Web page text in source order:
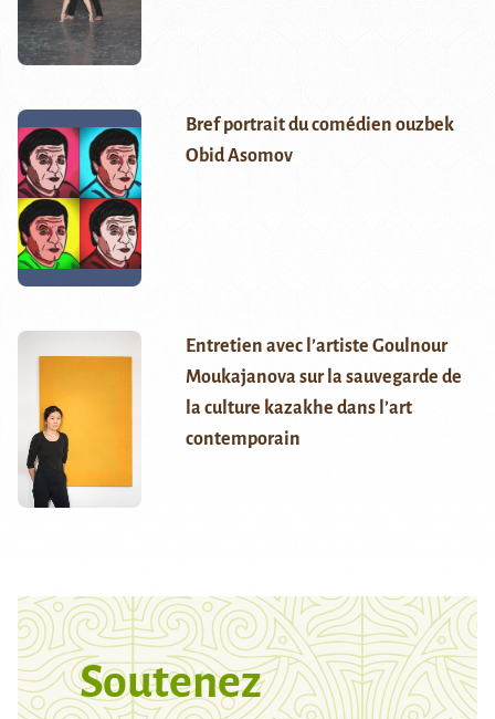
Bref portrait du comédien ouzbek
Obid Asomov
Entretien avec l’artiste Goulnour
Moukajanova sur la sauvegarde de
la culture kazakhe dans l’art
contemporain
Soutenez